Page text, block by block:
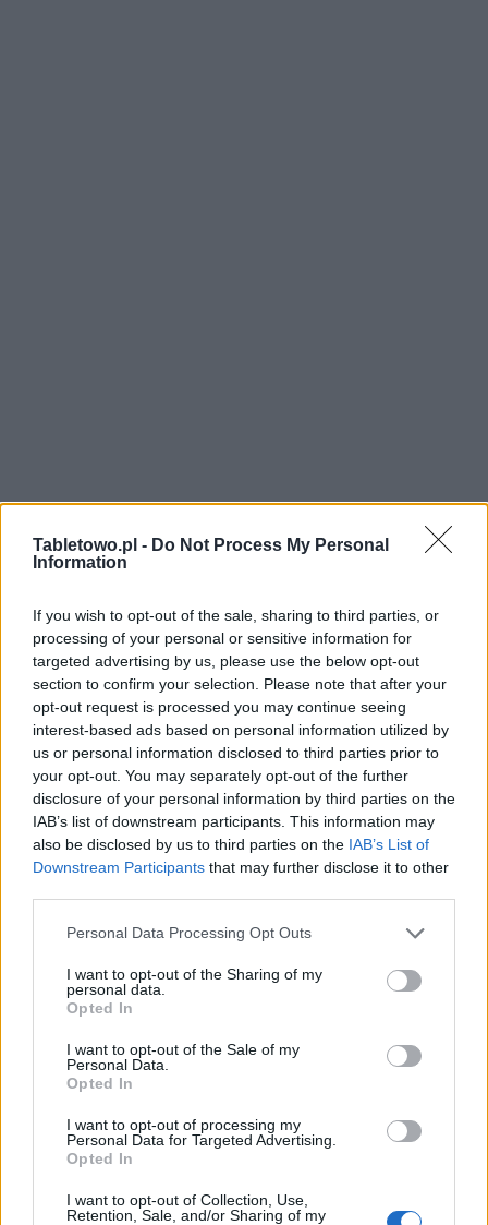
Tabletowo.pl - Do Not Process My Personal
Information
If you wish to opt-out of the sale, sharing to third parties, or
processing of your personal or sensitive information for
targeted advertising by us, please use the below opt-out
section to confirm your selection. Please note that after your
opt-out request is processed you may continue seeing
interest-based ads based on personal information utilized by
us or personal information disclosed to third parties prior to
your opt-out. You may separately opt-out of the further
disclosure of your personal information by third parties on the
IAB’s list of downstream participants. This information may
also be disclosed by us to third parties on the IAB’s List of
Downstream Participants that may further disclose it to other
Please note that this website/app uses one or more Google
not limited to your visit or usage behaviour. You may click to
grant or deny consent to Google and its third-party tags to
use your data for below specified purposes in below Google
consent section.
Personal Data Processing Opt Outs
I want to opt-out of the Sharing of my
personal data.
Opted In
I want to opt-out of the Sale of my
Personal Data.
Opted In
I want to opt-out of processing my
Personal Data for Targeted Advertising.
Opted In
I want to opt-out of Collection, Use,
Retention, Sale, and/or Sharing of my